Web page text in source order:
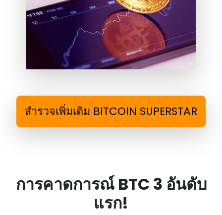
สํารวจเพิ่มเติม BITCOIN SUPERSTAR
การคาดการณ์ BTC 3 อันดับ
แรก!